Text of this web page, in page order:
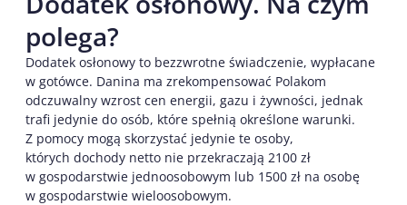
polega?
Dodatek osłonowy to bezzwrotne świadczenie, wypłacane
w gotówce. Danina ma zrekompensować Polakom
odczuwalny wzrost cen energii, gazu i żywności, jednak
trafi jedynie do osób, które spełnią określone warunki.
Z pomocy mogą skorzystać jedynie te osoby,
których dochody netto nie przekraczają 2100 zł
w gospodarstwie jednoosobowym lub 1500 zł na osobę
w gospodarstwie wieloosobowym.